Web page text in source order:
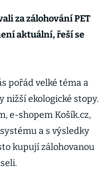
Bernard
za zálohování PET
aktuální, řeší se
pořád velké téma a
nižší ekologické stopy.
e-shopem Košík.cz,
a s výsledky
kupují zálohovanou